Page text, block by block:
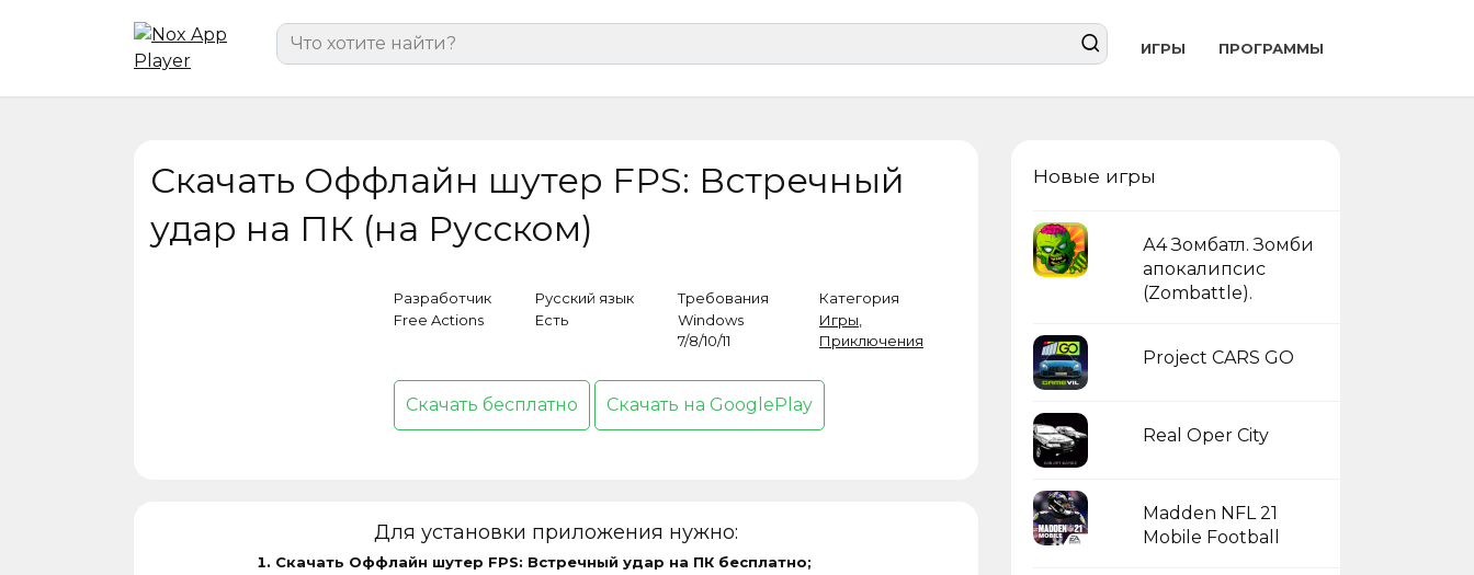
Search
for:
ИГРЫ ПРОГРАММЫ
Скачать Оффлайн шутер FPS: Встречный
удар на ПК (на Русском)
Разработчик
Free Actions
Русский язык
Есть
Требования
Windows
7/8/10/11
Категория
Игры
Приключения
Скачать бесплатно Скачать на GooglePlay
Для установки приложения нужно:
Скачать Оффлайн шутер FPS: Встречный удар на ПК бесплатно;
Новые игры
А4 Зомбатл. Зомби
апокалипсис
(Zombattle).
Project CARS GO
Real Oper City
Madden NFL 21
Mobile Football